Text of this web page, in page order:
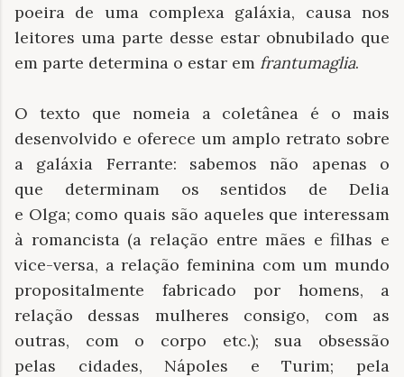
poeira de uma complexa galáxia, causa nos
leitores uma parte desse estar obnubilado que
em parte determina o estar em frantumaglia.
O texto que nomeia a coletânea é o mais
desenvolvido e oferece um amplo retrato sobre
a galáxia Ferrante: sabemos não apenas o
que determinam os sentidos de Delia
e Olga; como quais são aqueles que interessam
à romancista (a relação entre mães e filhas e
vice-versa, a relação feminina com um mundo
propositalmente fabricado por homens, a
relação dessas mulheres consigo, com as
outras, com o corpo etc.); sua obsessão
pelas cidades, Nápoles e Turim; pela